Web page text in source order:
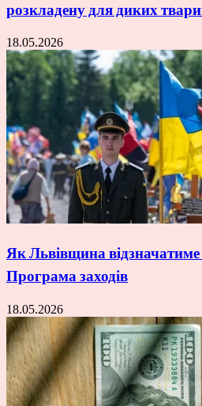
розкладену для диких
18.05.2026
Як Львівщина
Програма заходів
18.05.2026